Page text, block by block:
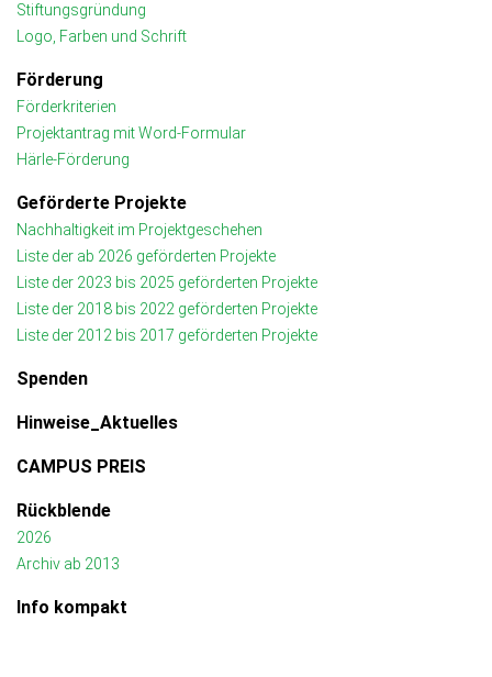
Stiftungsgründung
Logo, Farben und Schrift
Förderung
Förderkriterien
Projektantrag mit Word-Formular
Härle-Förderung
Geförderte Projekte
Nachhaltigkeit im Projektgeschehen
Liste der ab 2026 geförderten Projekte
Liste der 2023 bis 2025 geförderten Projekte
Liste der 2018 bis 2022 geförderten Projekte
Liste der 2012 bis 2017 geförderten Projekte
Spenden
Hinweise_Aktuelles
CAMPUS PREIS
Rückblende
2026
Archiv ab 2013
Info kompakt